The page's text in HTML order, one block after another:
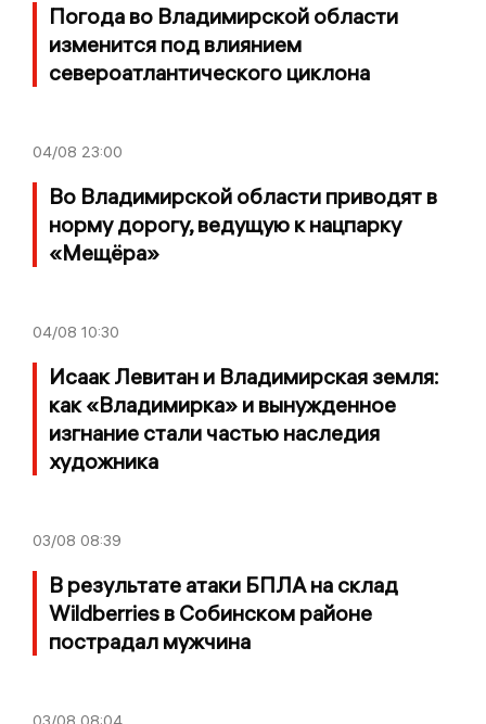
Погода во Владимирской области
изменится под влиянием
североатлантического циклона
04/08 23:00
Во Владимирской области приводят в
норму дорогу, ведущую к нацпарку
«Мещёра»
04/08 10:30
Исаак Левитан и Владимирская земля:
как «Владимирка» и вынужденное
изгнание стали частью наследия
художника
03/08 08:39
В результате атаки БПЛА на склад
Wildberries в Собинском районе
пострадал мужчина